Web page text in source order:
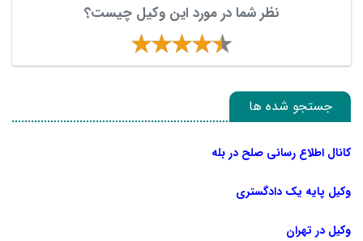
نظر شما در مورد این وکیل چیست؟
جستجو شده ها
کانال اطلاع رسانی صلح در بله
وکیل پایه یک دادگستری
وکیل در تهران